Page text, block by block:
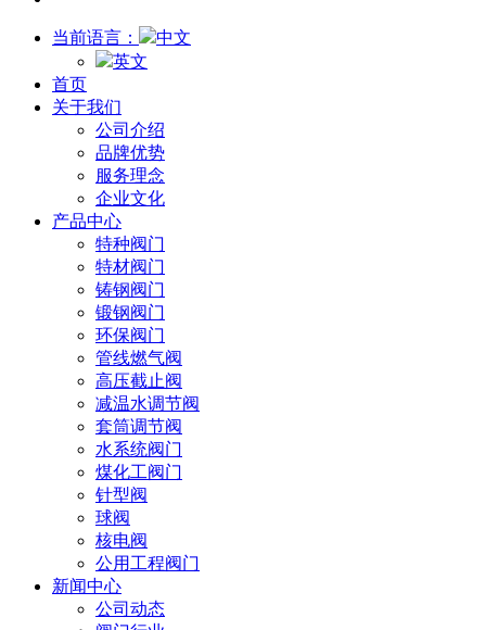
当前语言：
中文
英文
首页
关于我们
公司介绍
品牌优势
服务理念
企业文化
产品中心
特种阀门
特材阀门
铸钢阀门
锻钢阀门
环保阀门
管线燃气阀
高压截止阀
减温水调节阀
套筒调节阀
水系统阀门
煤化工阀门
针型阀
球阀
核电阀
公用工程阀门
新闻中心
公司动态